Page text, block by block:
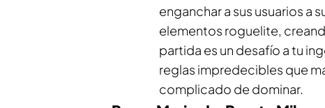
enganchar a sus usuarios a
elementos roguelite,
partida es un desafío a tu
reglas impredecibles que
complicado de dominar.